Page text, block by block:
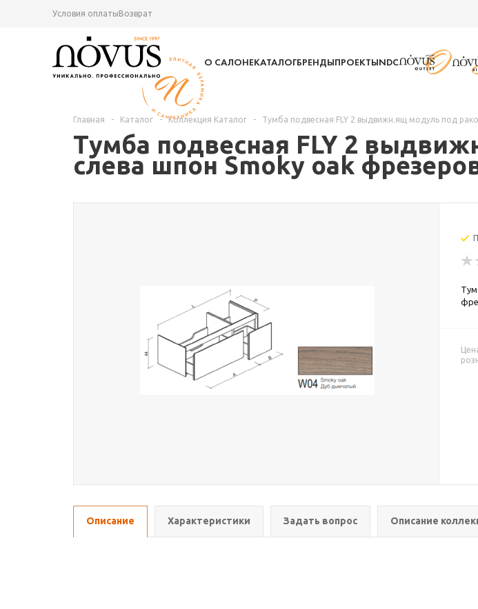
Условия оплатыВозврат
О САЛОНЕКАТАЛОГБРЕНДЫПРОЕКТЫNDC
Главная - Каталог - Коллекция Каталог - Тумба подвесная FLY 2 выдвижн.ящ модуль под
Тумба подвесная FLY 2
слева шпон Smoky oak
Описание Характеристики Задать вопрос Описание